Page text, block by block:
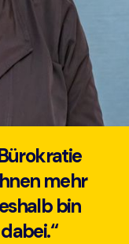
mehr
bin